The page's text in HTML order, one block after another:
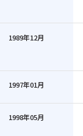
1989年12月
1997年01月
1998年05月